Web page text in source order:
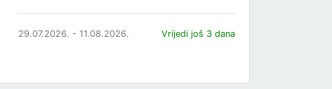
29.07.2026. - 11.08.2026. Vrijedi još 3 dana